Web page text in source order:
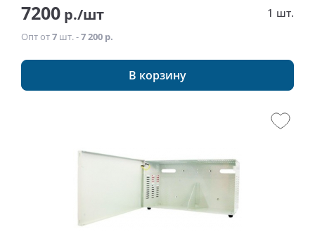
7200 р./шт 1 шт.
Опт от7 шт. -7 200 р.
В корзину